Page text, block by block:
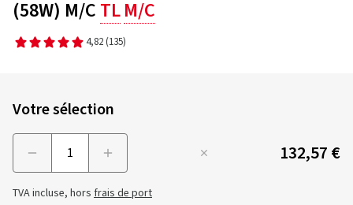
(58W) M/C TLM/C
4,82 (135)
Votre sélection
132,57 €
TVA incluse, hors frais de port